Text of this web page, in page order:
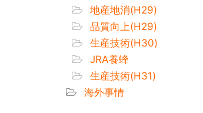
地産地消(H29)
品質向上(H29)
生産技術(H30)
JRA養蜂
生産技術(H31)
海外事情